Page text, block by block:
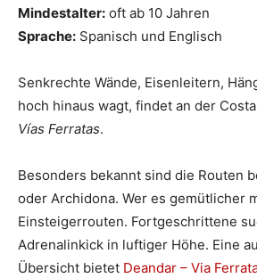
Mindestalter: oft ab 10 Jahren
Sprache: Spanisch und Englisch
Senkrechte Wände, Eisenleitern,
hoch hinaus wagt, findet an der
Vías Ferratas.
Besonders bekannt sind die Routen
oder Archidona. Wer es gemütlicher
Einsteigerrouten. Fortgeschrittene
Adrenalinkick in luftiger Höhe. Eine
Übersicht bietet Deandar – Via